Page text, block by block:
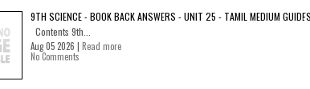
9TH SCIENCE - BOOK BACK ANSWERS - UNIT 25 - TAMIL MEDIUM
Contents 9th...
Aug 05 2026 | Read more
No Comments